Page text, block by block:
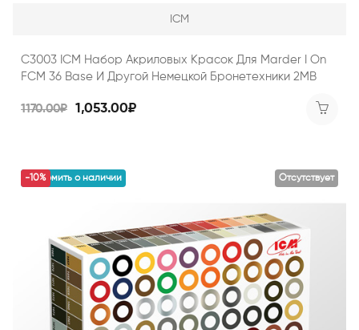
ICM
C3003 ICM Набор Акриловых Красок Для Marder I On
FCM 36 Base И Другой Немецкой Бронетехники 2МВ
1170.00₽ 1,053.00₽
Отсутствует
уведомить о наличии
-10%